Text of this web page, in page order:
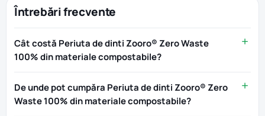
Întrebări frecvente
Cât costă Periuta de dinti Zooro® Zero Waste
100% din materiale compostabile?
De unde pot cumpăra Periuta de dinti Zooro® Zero
Waste 100% din materiale compostabile?